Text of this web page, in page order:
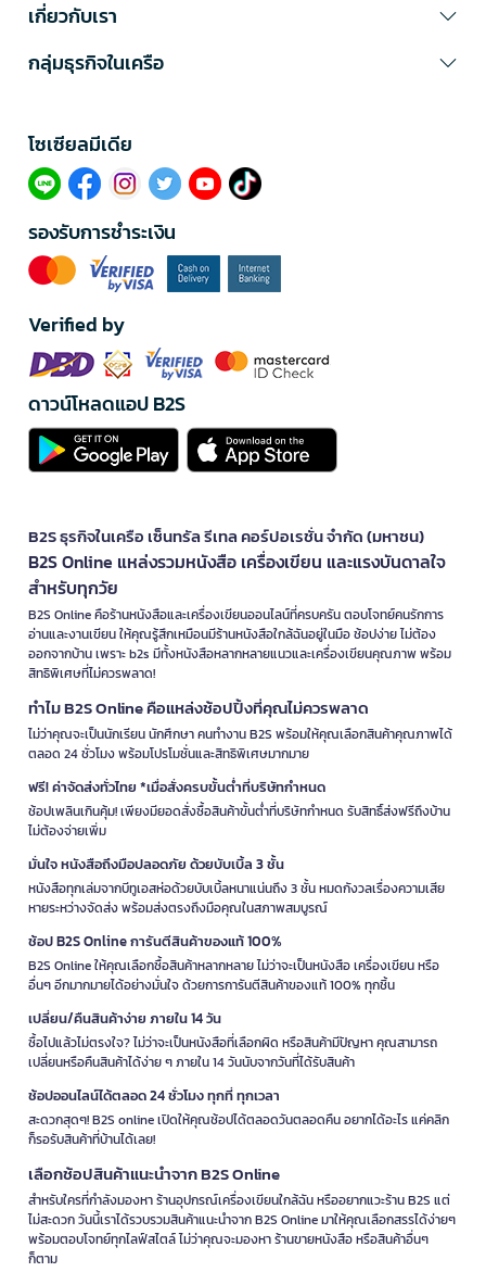
เกี่ยวกับเรา
กลุ่มธุรกิจในเครือ
โซเซียลมีเดีย​
รองรับการชำระเงิน
Verified by
ดาวน์โหลดแอป B2S
B2S ธุรกิจในเครือ เซ็นทรัล รีเทล คอร์ปอเรชั่น จำกัด (มหาชน)
B2S Online แหล่งรวมหนังสือ เครื่องเขียน และแรงบันดาลใจ
สำหรับทุกวัย
B2S Online คือร้านหนังสือและเครื่องเขียนออนไลน์ที่ครบครัน ตอบโจทย์คนรักการ
อ่านและงานเขียน ให้คุณรู้สึกเหมือนมีร้านหนังสือใกล้ฉันอยู่ในมือ ช้อปง่าย ไม่ต้อง
ออกจากบ้าน เพราะ b2s มีทั้งหนังสือหลากหลายแนวและเครื่องเขียนคุณภาพ พร้อม
สิทธิพิเศษที่ไม่ควรพลาด!
ทำไม B2S Online คือแหล่งช้อปปิ้งที่คุณไม่ควรพลาด
ไม่ว่าคุณจะเป็นนักเรียน นักศึกษา คนทำงาน B2S พร้อมให้คุณเลือกสินค้าคุณภาพได้
ตลอด 24 ชั่วโมง พร้อมโปรโมชั่นและสิทธิพิเศษมากมาย
ฟรี! ค่าจัดส่งทั่วไทย *เมื่อสั่งครบขั้นต่ำที่บริษัทกำหนด
ช้อปเพลินเกินคุ้ม! เพียงมียอดสั่งซื้อสินค้าขั้นต่ำที่บริษัทกำหนด รับสิทธิ์ส่งฟรีถึงบ้าน
ไม่ต้องจ่ายเพิ่ม
มั่นใจ หนังสือถึงมือปลอดภัย ด้วยบับเบิ้ล 3 ชั้น
หนังสือทุกเล่มจากบีทูเอสห่อด้วยบับเบิ้ลหนาแน่นถึง 3 ชั้น หมดกังวลเรื่องความเสีย
หายระหว่างจัดส่ง พร้อมส่งตรงถึงมือคุณในสภาพสมบูรณ์
ช้อป B2S Online การันตีสินค้าของแท้ 100%
B2S Online ให้คุณเลือกซื้อสินค้าหลากหลาย ไม่ว่าจะเป็นหนังสือ เครื่องเขียน หรือ
อื่นๆ อีกมากมายได้อย่างมั่นใจ ด้วยการการันตีสินค้าของแท้ 100% ทุกชิ้น
เปลี่ยน/คืนสินค้าง่าย ภายใน 14 วัน
ซื้อไปแล้วไม่ตรงใจ? ไม่ว่าจะเป็นหนังสือที่เลือกผิด หรือสินค้ามีปัญหา คุณสามารถ
เปลี่ยนหรือคืนสินค้าได้ง่าย ๆ ภายใน 14 วันนับจากวันที่ได้รับสินค้า
ช้อปออนไลน์ได้ตลอด 24 ชั่วโมง ทุกที่ ทุกเวลา
สะดวกสุดๆ! B2S online เปิดให้คุณช้อปได้ตลอดวันตลอดคืน อยากได้อะไร แค่คลิก
ก็รอรับสินค้าที่บ้านได้เลย!
เลือกช้อปสินค้าแนะนำจาก B2S Online
สำหรับใครที่กำลังมองหา ร้านอุปกรณ์เครื่องเขียนใกล้ฉัน หรืออยากแวะร้าน B2S แต่
ไม่สะดวก วันนี้เราได้รวบรวมสินค้าแนะนำจาก B2S Online มาให้คุณเลือกสรรได้ง่ายๆ
พร้อมตอบโจทย์ทุกไลฟ์สไตล์ ไม่ว่าคุณจะมองหา ร้านขายหนังสือ หรือสินค้าอื่นๆ
ก็ตาม